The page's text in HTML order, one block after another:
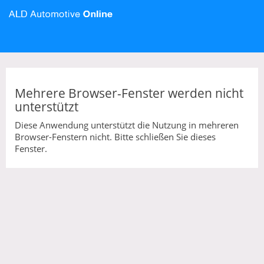
Mehrere Browser-Fenster werden nicht
unterstützt
Diese Anwendung unterstützt die Nutzung in mehreren
Browser-Fenstern nicht. Bitte schließen Sie dieses
Fenster.